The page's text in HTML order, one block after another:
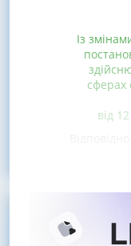
Із
сферах
від